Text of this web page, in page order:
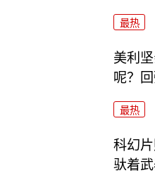
最热
美利
呢？
最热
科幻
驮着武